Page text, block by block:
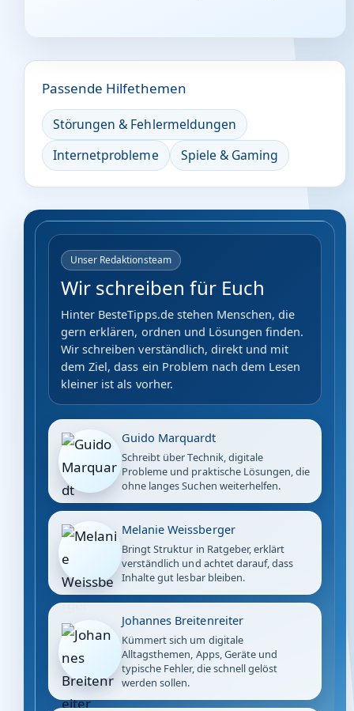
Passende Hilfethemen
Störungen & Fehlermeldungen
Internetprobleme
Spiele & Gaming
Unser Redaktionsteam
Wir schreiben für Euch
Hinter BesteTipps.de stehen Menschen, die
gern erklären, ordnen und Lösungen finden.
Wir schreiben verständlich, direkt und mit
dem Ziel, dass ein Problem nach dem Lesen
kleiner ist als vorher.
Guido Marquardt
Schreibt über Technik, digitale
Probleme und praktische Lösungen, die
ohne langes Suchen weiterhelfen.
Melanie Weissberger
Bringt Struktur in Ratgeber, erklärt
verständlich und achtet darauf, dass
Inhalte gut lesbar bleiben.
Johannes Breitenreiter
Kümmert sich um digitale
Alltagsthemen, Apps, Geräte und
typische Fehler, die schnell gelöst
werden sollen.